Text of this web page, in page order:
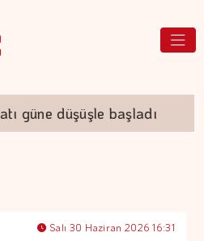
düşüşle başladı
Salı 30 Haziran 2026 16:31